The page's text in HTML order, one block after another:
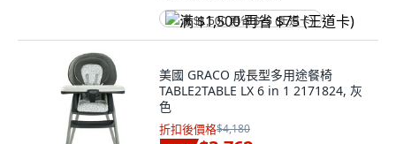
满 $1,500 再省 $75 (王道卡)
美國 GRACO 成長型多用途餐椅
TABLE2TABLE LX 6 in 1 2171824, 灰
色
折扣後價格$4,180